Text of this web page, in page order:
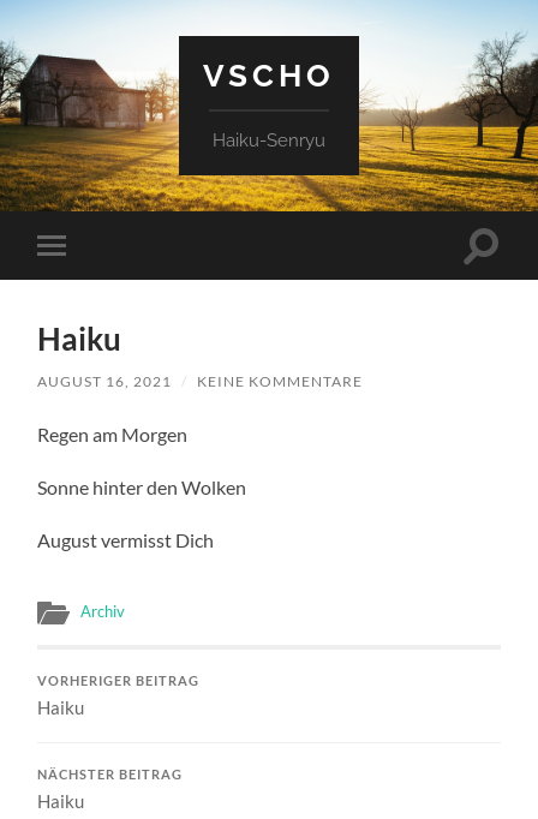
VSCHO
Haiku-Senryu
Mobile-
Menü
Haiku
AUGUST 16, 2021 / KEINE KOMMENTARE
Regen am Morgen
Sonne hinter den Wolken
August vermisst Dich
Archiv
VORHERIGER BEITRAG
Haiku
NÄCHSTER BEITRAG
Haiku